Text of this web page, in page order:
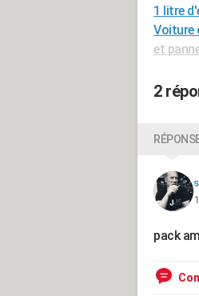
1 litre
Voiture
et
2
pack